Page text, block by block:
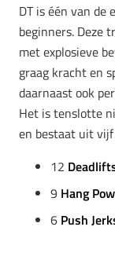
DT is één van
beginners. Deze
met explosieve
graag kracht en
daarnaast ook
Het is tenslotte
en bestaat uit
12
9 Hang
6 Push